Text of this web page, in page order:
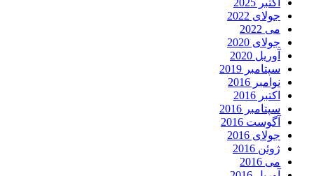
جولای 2022
می 2022
جولای 2020
آوریل 2020
سپتامبر 2019
نوامبر 2016
اکتبر 2016
سپتامبر 2016
آگوست 2016
جولای 2016
ژوئن 2016
می 2016